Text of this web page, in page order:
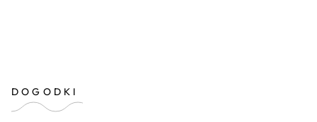
DOGODKI